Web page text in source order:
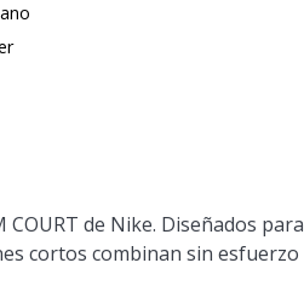
COURT de Nike. Diseñados para
cortos combinan sin esfuerzo